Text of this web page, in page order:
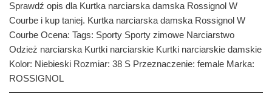
Sprawdź opis dla Kurtka narciarska damska Rossignol W
Courbe i kup taniej. Kurtka narciarska damska Rossignol W
Courbe Ocena: Tags: Sporty Sporty zimowe Narciarstwo
Odzież narciarska Kurtki narciarskie Kurtki narciarskie damskie
Kolor: Niebieski Rozmiar: 38 S Przeznaczenie: female Marka:
ROSSIGNOL